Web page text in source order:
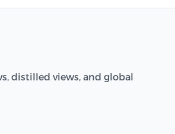
distilled views, and global